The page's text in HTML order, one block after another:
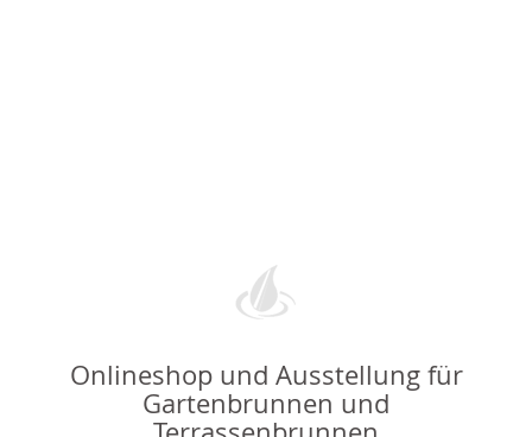
Onlineshop und Ausstellung für
Gartenbrunnen und